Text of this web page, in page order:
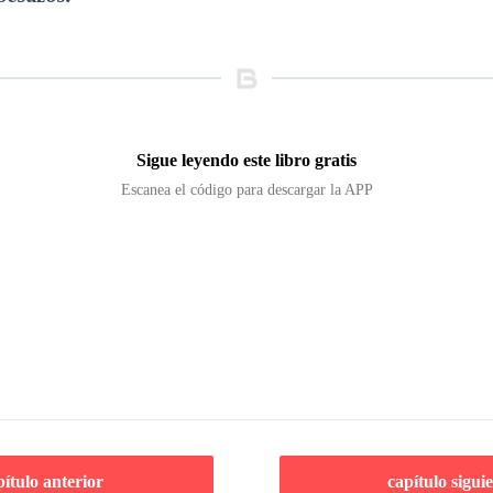
Sigue leyendo este libro gratis
Escanea el código para descargar la APP
anterior capítulo